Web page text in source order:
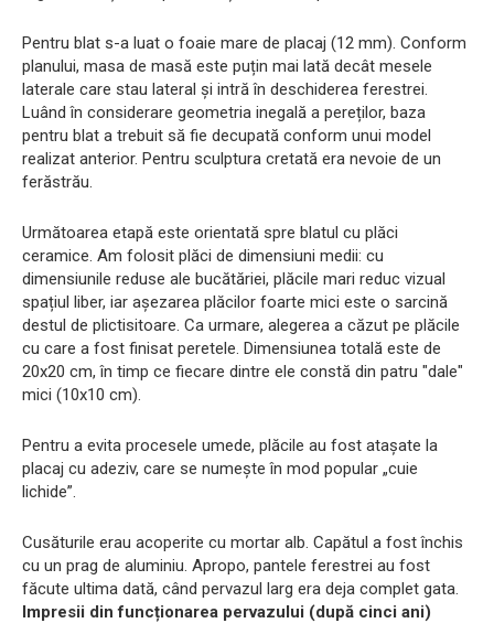
Pentru blat s-a luat o foaie mare de placaj (12 mm). Conform
planului, masa de masă este puțin mai lată decât mesele
laterale care stau lateral și intră în deschiderea ferestrei.
Luând în considerare geometria inegală a pereților, baza
pentru blat a trebuit să fie decupată conform unui model
realizat anterior. Pentru sculptura cretată era nevoie de un
ferăstrău.
Următoarea etapă este orientată spre blatul cu plăci
ceramice. Am folosit plăci de dimensiuni medii: cu
dimensiunile reduse ale bucătăriei, plăcile mari reduc vizual
spațiul liber, iar așezarea plăcilor foarte mici este o sarcină
destul de plictisitoare. Ca urmare, alegerea a căzut pe plăcile
cu care a fost finisat peretele. Dimensiunea totală este de
20x20 cm, în timp ce fiecare dintre ele constă din patru "dale"
mici (10x10 cm).
Pentru a evita procesele umede, plăcile au fost atașate la
placaj cu adeziv, care se numește în mod popular „cuie
lichide”.
Cusăturile erau acoperite cu mortar alb. Capătul a fost închis
cu un prag de aluminiu. Apropo, pantele ferestrei au fost
făcute ultima dată, când pervazul larg era deja complet gata.
Impresii din funcționarea pervazului (după cinci ani)